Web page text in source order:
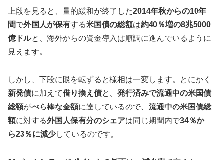
上段を見ると、量的緩和が終了した2014年秋からの10年
間で外国人が保有する米国債の総額は約40％増の8兆5000
億ドルと、海外からの資金導入は順調に進んでいるように
見えます。
しかし、下段に眼を転ずると様相は一変します。とにかく
新発債に加えて借り換え債と、 発行済みで流通中の米国債
総額がべら棒な金額に達しているので、 流通中の米国債総
額に対する外国人保有分のシェアは同じ期間内で34％か
ら23％に減少しているのです。